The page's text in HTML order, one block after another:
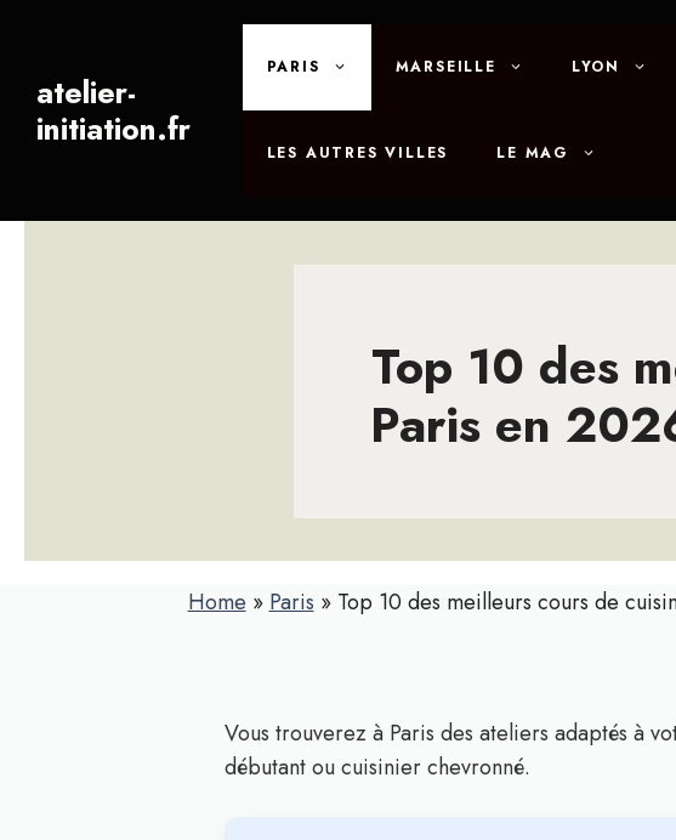
contenuatelier-
initiation.fr
PARIS MARSEILLE LYON
LES AUTRES VILLES LE MAG
Top 10 des
Paris en
Home » Paris » Top 10 des meilleurs cours de
Vous trouverez à Paris des ateliers adaptés à
débutant ou cuisinier chevronné.